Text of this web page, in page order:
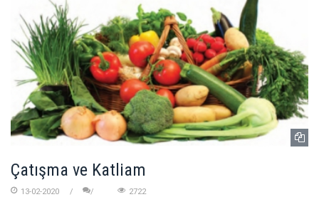
Çatışma ve Katliam
13-02-2020 2722